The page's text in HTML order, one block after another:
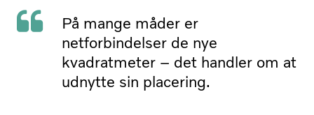
På mange måder er
netforbindelser de nye
kvadratmeter – det handler om at
udnytte sin placering.